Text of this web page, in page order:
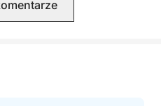
/ rezerwacja
dzień